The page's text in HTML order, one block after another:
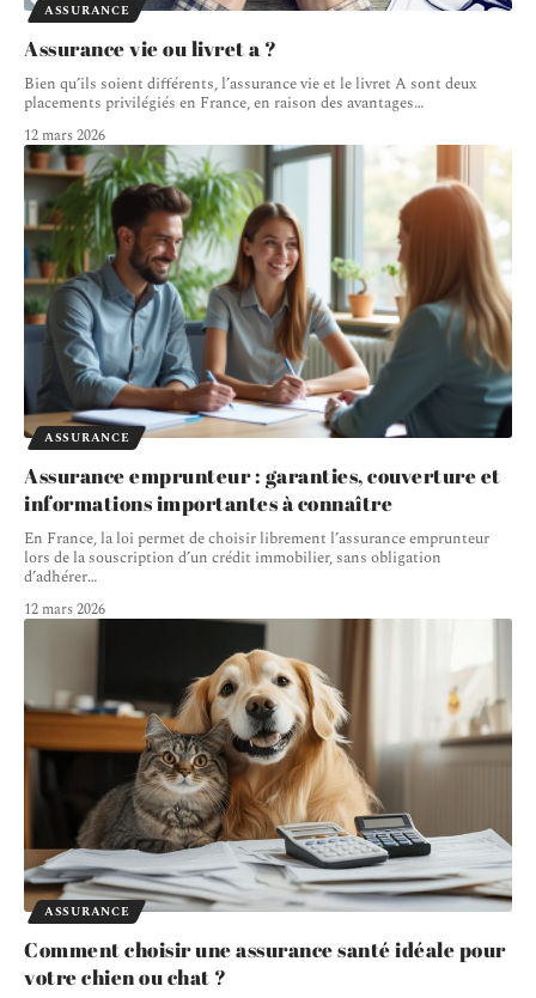
ASSURANCE
Assurance vie ou livret a ?
Bien qu’ils soient différents, l’assurance vie et le livret A sont deux
placements privilégiés en France, en raison des avantages…
12 mars 2026
ASSURANCE
Assurance emprunteur : garanties, couverture et
informations importantes à connaître
En France, la loi permet de choisir librement l’assurance emprunteur
lors de la souscription d’un crédit immobilier, sans obligation
d’adhérer…
12 mars 2026
ASSURANCE
Comment choisir une assurance santé idéale pour
votre chien ou chat ?